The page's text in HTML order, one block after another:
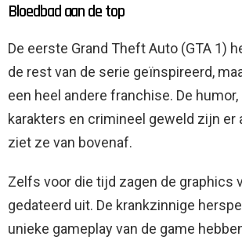
Bloedbad aan de top
De eerste Grand Theft Auto (GTA 1)
de rest van de serie geïnspireerd,
een heel andere franchise. De
karakters en crimineel geweld zijn er
ziet ze van bovenaf.
Zelfs voor die tijd zagen de graphics
gedateerd uit. De krankzinnige
unieke gameplay van de game